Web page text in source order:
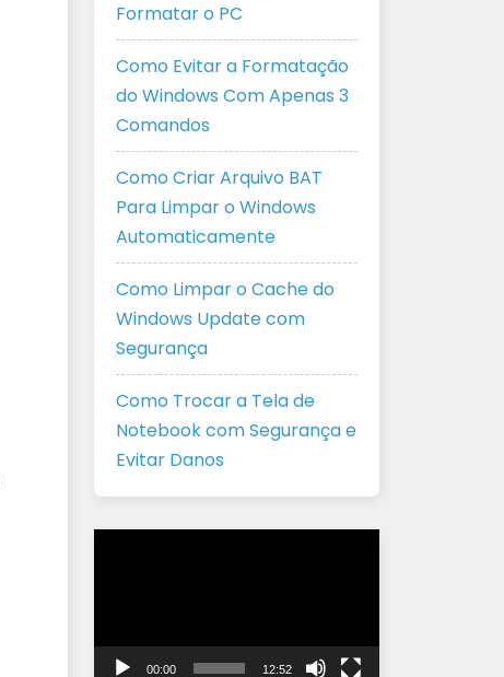
Formatar o PC
Como Evitar a Formatação
do Windows Com Apenas 3
Comandos
Como Criar Arquivo BAT
Para Limpar o Windows
Automaticamente
Como Limpar o Cache do
Windows Update com
Segurança
Como Trocar a Tela de
Notebook com Segurança e
Evitar Danos
00:00 12:52